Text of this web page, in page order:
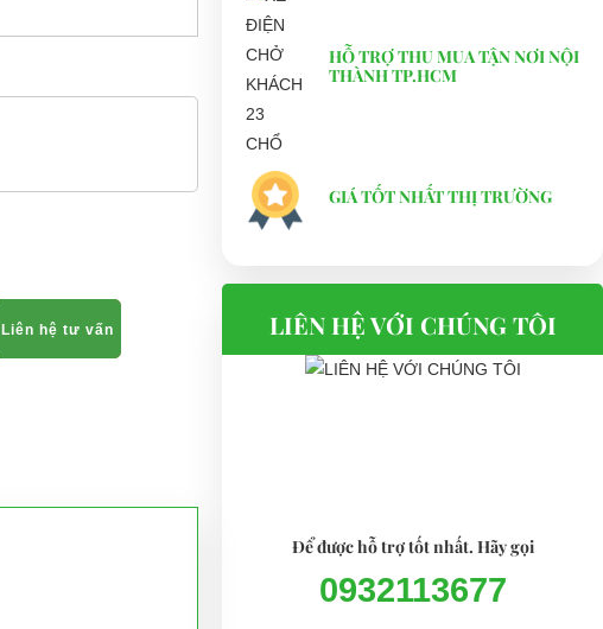
Liên hệ tư vấn
HỖ TRỢ THU MUA TẬN NƠI NỘI
THÀNH TP.HCM
GIÁ TỐT NHẤT THỊ TRƯỜNG
LIÊN HỆ VỚI CHÚNG TÔI
Để được hỗ trợ tốt nhất. Hãy gọi
0932113677